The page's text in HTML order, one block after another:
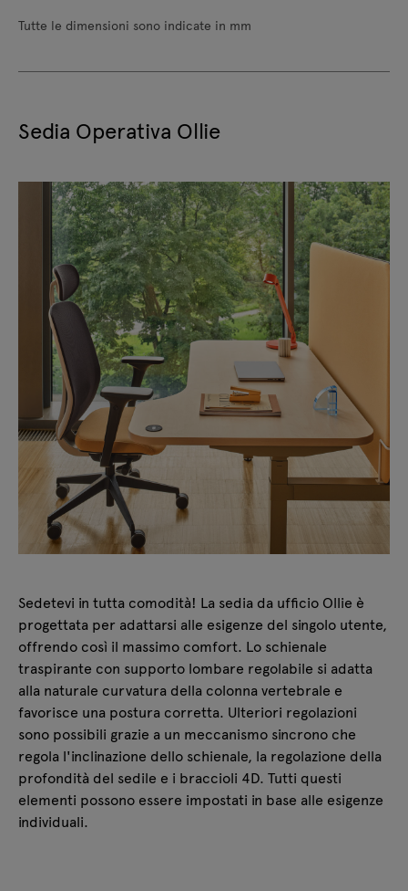
Tutte le dimensioni sono indicate in mm
Sedia Operativa Ollie
Sedetevi in tutta comodità! La sedia da ufficio Ollie è
progettata per adattarsi alle esigenze del singolo utente,
offrendo così il massimo comfort. Lo schienale
traspirante con supporto lombare regolabile si adatta
alla naturale curvatura della colonna vertebrale e
favorisce una postura corretta. Ulteriori regolazioni
sono possibili grazie a un meccanismo sincrono che
regola l'inclinazione dello schienale, la regolazione della
profondità del sedile e i braccioli 4D. Tutti questi
elementi possono essere impostati in base alle esigenze
individuali.